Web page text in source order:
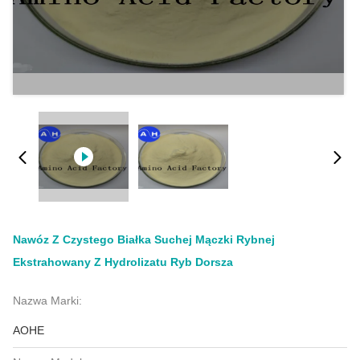
Nawóz Z Czystego Białka Suchej Mączki Rybnej
Ekstrahowany Z Hydrolizatu Ryb Dorsza
Nazwa Marki:
AOHE